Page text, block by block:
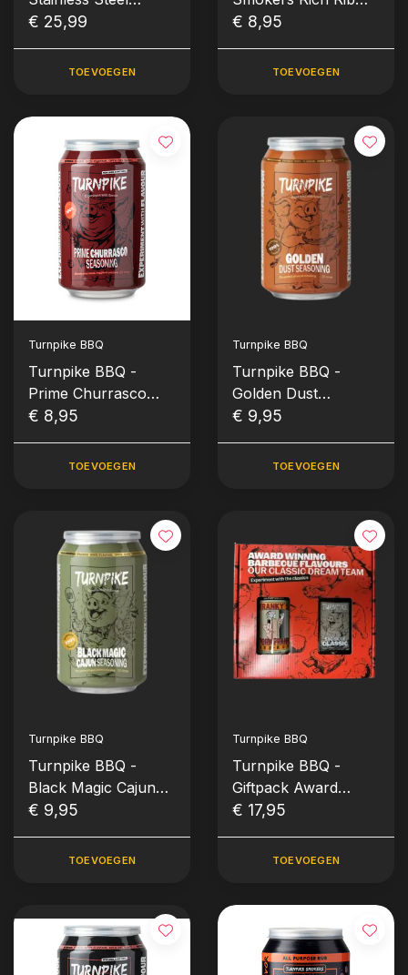
Marinade Injector Kit
€ 25,99
TOEVOEGEN
Rub (235 gram)
€ 8,95
TOEVOEGEN
Turnpike BBQ
Turnpike BBQ -
Prime Churrasco
Seasoning (235
€ 8,95
TOEVOEGEN
Turnpike BBQ
Turnpike BBQ -
Golden Dust
Seasoning (235
€ 9,95
TOEVOEGEN
Turnpike BBQ
Turnpike BBQ -
Black Magic Cajun
Seasoning (235
€ 9,95
TOEVOEGEN
Turnpike BBQ
Turnpike BBQ -
Giftpack Award
Winning Flavours
Classic Sauce)
€ 17,95
TOEVOEGEN